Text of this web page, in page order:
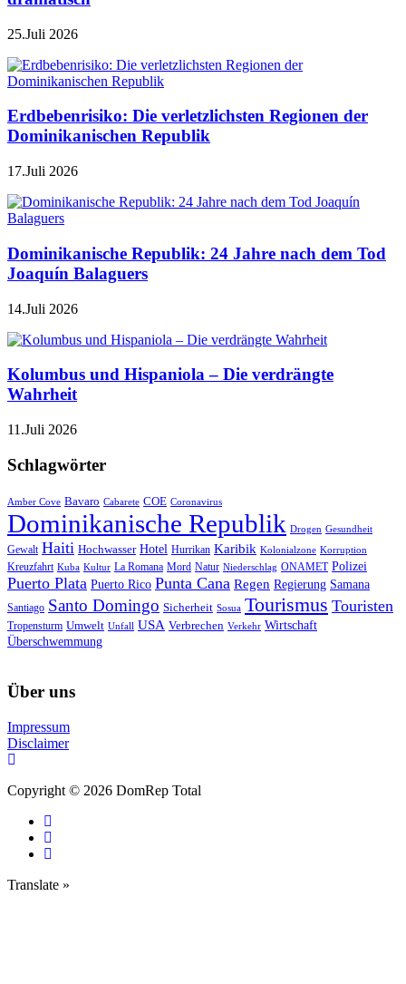
25.Juli 2026
Erdbebenrisiko: Die verletzlichsten Regionen der
Dominikanischen Republik
17.Juli 2026
Dominikanische Republik: 24 Jahre nach dem Tod
Joaquín Balaguers
14.Juli 2026
Kolumbus und Hispaniola – Die verdrängte
Wahrheit
11.Juli 2026
Schlagwörter
Amber Cove Bavaro Cabarete COE Coronavirus
Dominikanische Republik Drogen Gesundheit
Gewalt Haiti Hochwasser Hotel Hurrikan Karibik Kolonialzone Korruption
Kreuzfahrt Kuba Kultur La Romana Mord Natur Niederschlag ONAMET Polizei
Puerto Plata Puerto Rico Punta Cana Regen Regierung Samana
Santiago Santo Domingo Sicherheit Sosua Tourismus Touristen
Tropensturm Umwelt Unfall USA Verbrechen Verkehr Wirtschaft
Überschwemmung
Über uns
Impressum
Disclaimer
Copyright © 2026 DomRep Total
Translate »